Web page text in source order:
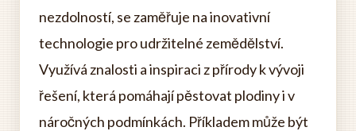
nezdolností, se zaměřuje na inovativní
technologie pro udržitelné zemědělství.
Využívá znalosti a inspiraci z přírody k vývoji
řešení, která pomáhají pěstovat plodiny i v
náročných podmínkách. Příkladem může být